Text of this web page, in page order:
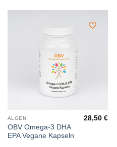
ALGEN
OBV Omega-3 DHA
EPA Vegane Kapseln
28,50€